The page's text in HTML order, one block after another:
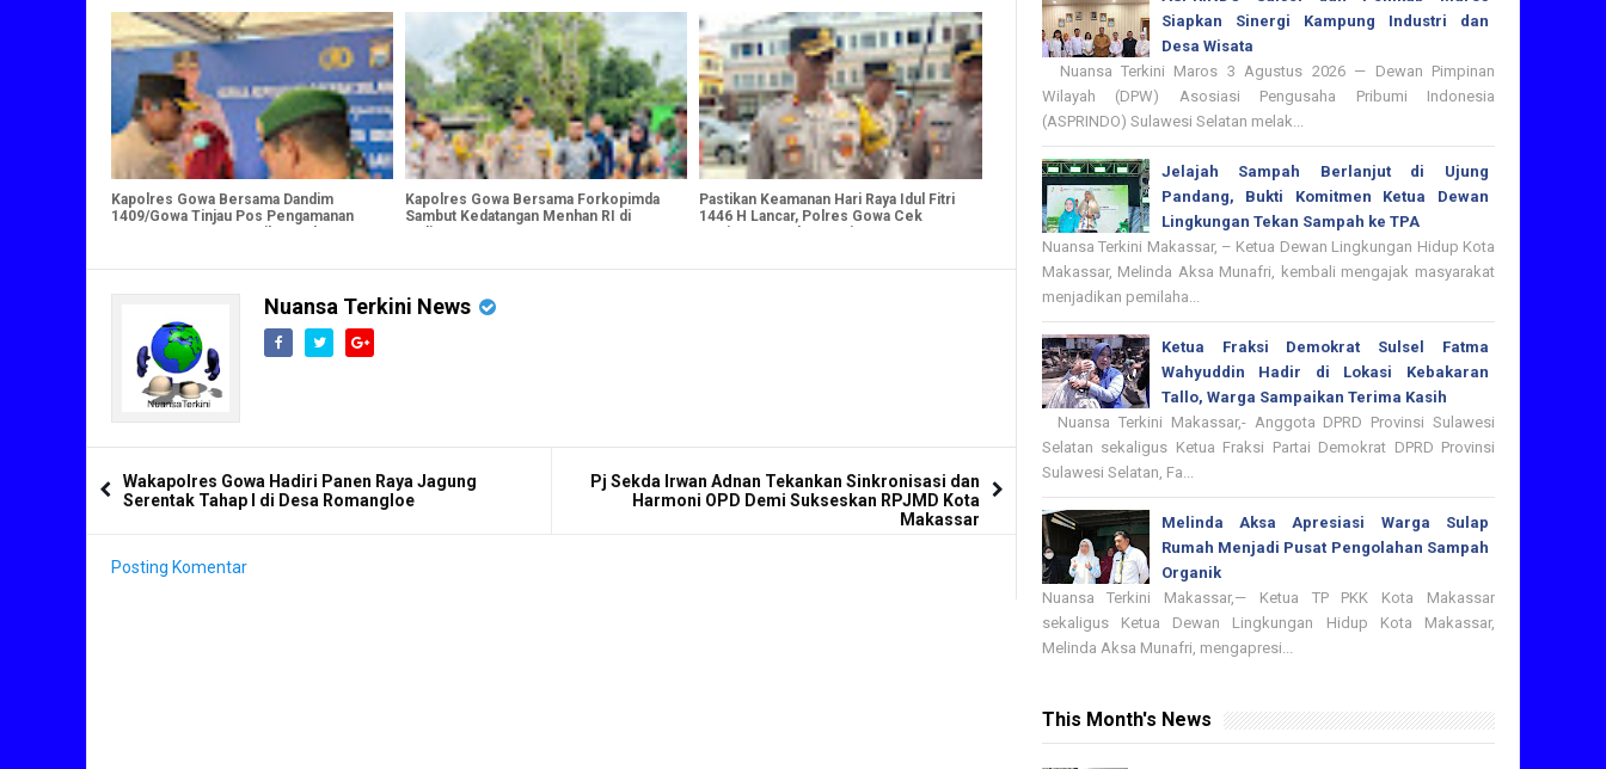
Kamseltibcarlantas
Kapolres Gowa Bersama Dandim
1409/Gowa Tinjau Pos Pengamanan
Kapolres Gowa Bersama Forkopimda
Sambut Kedatangan Menhan RI di
Pastikan Keamanan Hari Raya Idul Fitri
1446 H Lancar, Polres Gowa Cek
Nuansa Terkini News
Wakapolres Gowa Hadiri Panen Raya Jagung
Serentak Tahap I di Desa Romangloe
Pj Sekda Irwan Adnan Tekankan Sinkronisasi dan
Harmoni OPD Demi Sukseskan RPJMD Kota
Makassar
Posting Komentar
Siapkan Sinergi Kampung Industri dan
Desa Wisata
Nuansa Terkini Maros 3 Agustus 2026 — Dewan Pimpinan
Wilayah (DPW) Asosiasi Pengusaha Pribumi Indonesia
(ASPRINDO) Sulawesi Selatan melak...
Jelajah Sampah Berlanjut di Ujung
Pandang, Bukti Komitmen Ketua Dewan
Lingkungan Tekan Sampah ke TPA
Nuansa Terkini Makassar, – Ketua Dewan Lingkungan Hidup Kota
Makassar, Melinda Aksa Munafri, kembali mengajak masyarakat
menjadikan pemilaha...
Ketua Fraksi Demokrat Sulsel Fatma
Wahyuddin Hadir di Lokasi Kebakaran
Tallo, Warga Sampaikan Terima Kasih
Nuansa Terkini Makassar,- Anggota DPRD Provinsi Sulawesi
Selatan sekaligus Ketua Fraksi Partai Demokrat DPRD Provinsi
Sulawesi Selatan, Fa...
Melinda Aksa Apresiasi Warga Sulap
Rumah Menjadi Pusat Pengolahan Sampah
Organik
Nuansa Terkini Makassar,— Ketua TP PKK Kota Makassar
sekaligus Ketua Dewan Lingkungan Hidup Kota Makassar,
Melinda Aksa Munafri, mengapresi...
This Month's News